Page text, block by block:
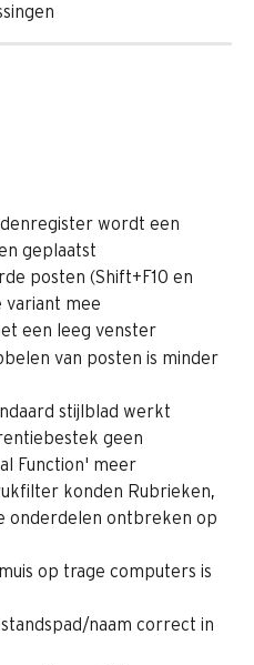
wordt een
geplaatst
posten (Shift+F10 en
variant mee
een leeg venster
van posten is minder
stijlblad werkt
geen
Function' meer
konden Rubrieken,
onderdelen ontbreken op
op trage computers is
naam correct in